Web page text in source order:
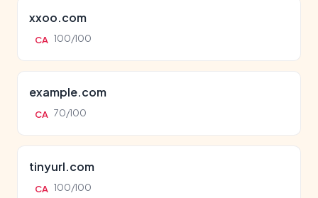
xxoo.com
CA 100/100
example.com
CA 70/100
tinyurl.com
CA 100/100